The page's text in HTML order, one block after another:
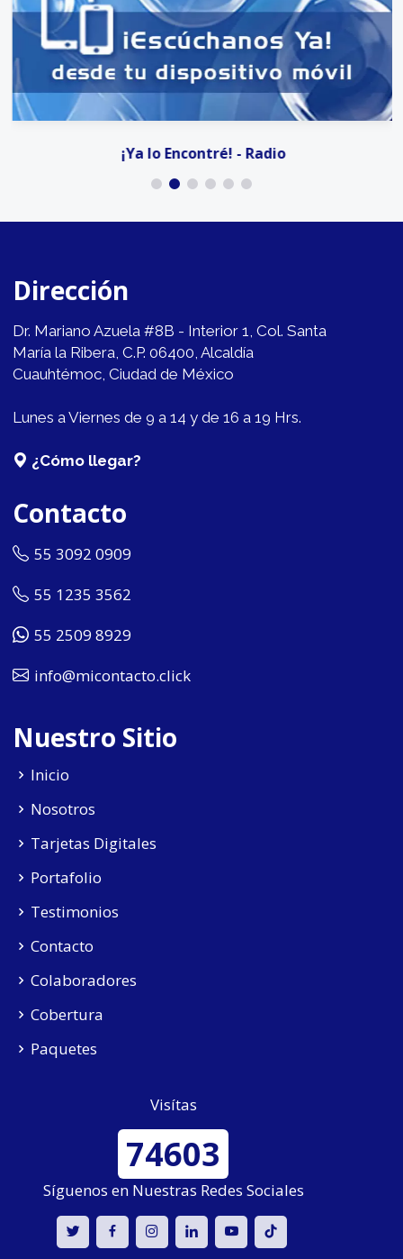
¡Ya lo Encontré! - Radio
Dirección
Dr. Mariano Azuela #8B - Interior 1, Col. Santa
María la Ribera, C.P. 06400, Alcaldía
Cuauhtémoc, Ciudad de México
Lunes a Viernes de 9 a 14 y de 16 a 19 Hrs.
¿Cómo llegar?
Contacto
55 3092 0909
55 1235 3562
55 2509 8929
info@micontacto.click
Nuestro Sitio
Inicio
Nosotros
Tarjetas Digitales
Portafolio
Testimonios
Contacto
Colaboradores
Cobertura
Paquetes
Visítas
74603
Síguenos en Nuestras Redes Sociales